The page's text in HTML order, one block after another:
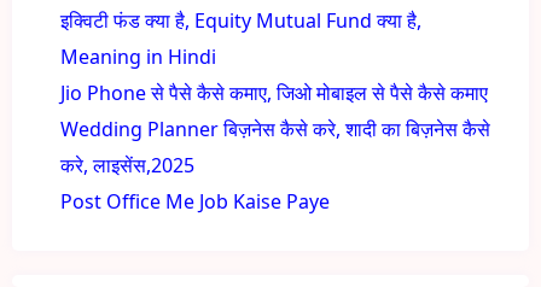
इक्विटी फंड क्या है, Equity Mutual Fund क्या है,
Meaning in Hindi
Jio Phone से पैसे कैसे कमाए, जिओ मोबाइल से पैसे कैसे कमाए
Wedding Planner बिज़नेस कैसे करे, शादी का बिज़नेस कैसे
करे, लाइसेंस,2025
Post Office Me Job Kaise Paye